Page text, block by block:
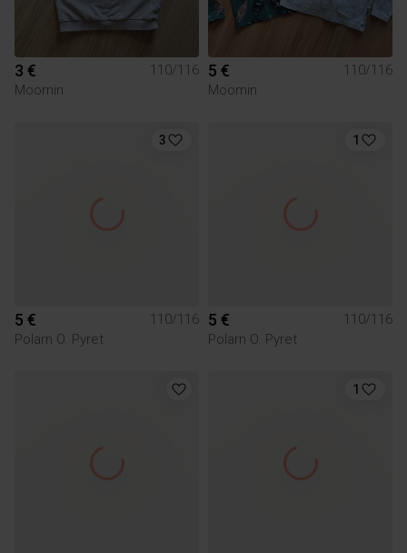
3 €
110/116
Moomin
5 €
110/116
Moomin
3
5 €
110/116
Polarn O. Pyret
1
5 €
110/116
Polarn O. Pyret
1